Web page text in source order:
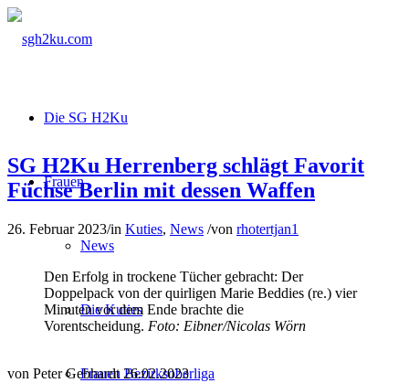
Die SG H2Ku
Frauen
News
Die Kuties
Frauen Bezirksoberliga
SG H2Ku Herrenberg schlägt Favorit
Füchse Berlin mit dessen Waffen
26. Februar 2023/in Kuties, News /von rhotertjan1
Den Erfolg in trockene Tücher gebracht: Der
Doppelpack von der quirligen Marie Beddies (re.) vier
Minuten vor dem Ende brachte die
Vorentscheidung. Foto: Eibner/Nicolas Wörn
von Peter Gebhardt 26.02.2023